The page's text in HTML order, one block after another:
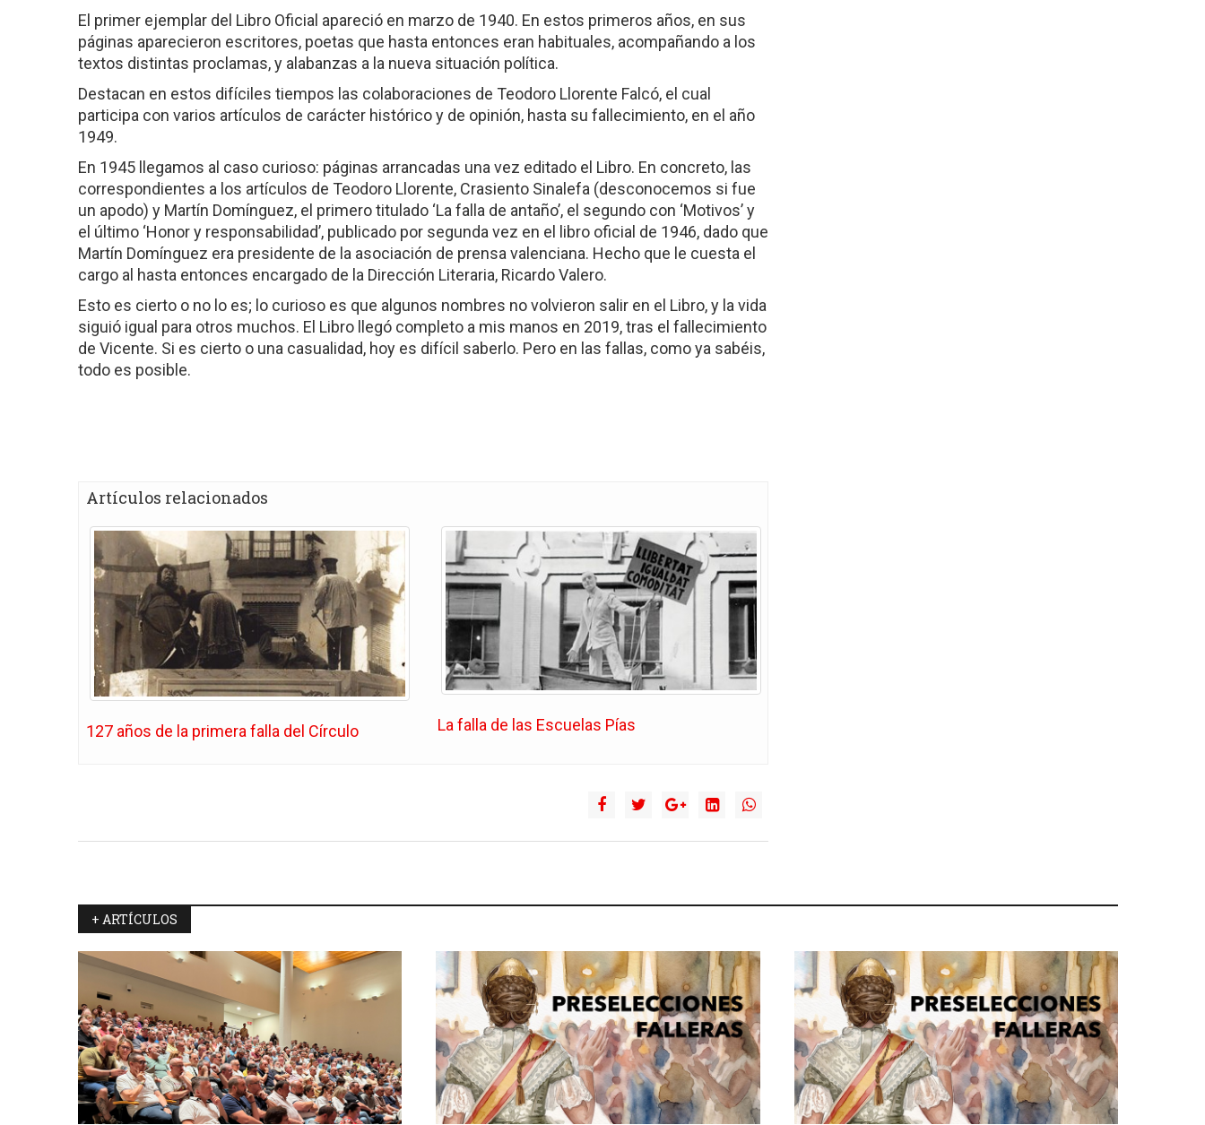
El primer ejemplar del Libro Oficial apareció en marzo de 1940. En estos primeros años, en sus
páginas aparecieron escritores, poetas que hasta entonces eran habituales, acompañando a los
textos distintas proclamas, y alabanzas a la nueva situación política.
Destacan en estos difíciles tiempos las colaboraciones de Teodoro Llorente Falcó, el cual
participa con varios artículos de carácter histórico y de opinión, hasta su fallecimiento, en el año
1949.
En 1945 llegamos al caso curioso: páginas arrancadas una vez editado el Libro. En concreto, las
correspondientes a los artículos de Teodoro Llorente, Crasiento Sinalefa (desconocemos si fue
un apodo) y Martín Domínguez, el primero titulado ‘La falla de antaño’, el segundo con ‘Motivos’ y
el último ‘Honor y responsabilidad’, publicado por segunda vez en el libro oficial de 1946, dado que
Martín Domínguez era presidente de la asociación de prensa valenciana. Hecho que le cuesta el
cargo al hasta entonces encargado de la Dirección Literaria, Ricardo Valero.
Esto es cierto o no lo es; lo curioso es que algunos nombres no volvieron salir en el Libro, y la vida
siguió igual para otros muchos. El Libro llegó completo a mis manos en 2019, tras el fallecimiento
de Vicente. Si es cierto o una casualidad, hoy es difícil saberlo. Pero en las fallas, como ya sabéis,
todo es posible.
Artículos relacionados
127 años de la primera falla del Círculo La falla de las Escuelas Pías
+ ARTÍCULOS